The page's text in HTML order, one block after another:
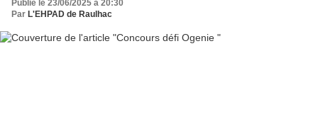
Publié le 23/06/2025 à 20:30
Par L'EHPAD de Raulhac